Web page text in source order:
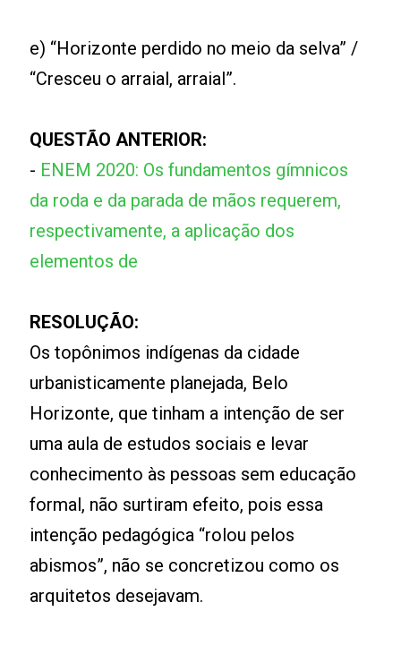
e) “Horizonte perdido no meio da selva” /
“Cresceu o arraial, arraial”.
QUESTÃO ANTERIOR:
- ENEM 2020: Os fundamentos gímnicos
da roda e da parada de mãos requerem,
respectivamente, a aplicação dos
elementos de
RESOLUÇÃO:
Os topônimos indígenas da cidade
urbanisticamente planejada, Belo
Horizonte, que tinham a intenção de ser
uma aula de estudos sociais e levar
conhecimento às pessoas sem educação
formal, não surtiram efeito, pois essa
intenção pedagógica “rolou pelos
abismos”, não se concretizou como os
arquitetos desejavam.